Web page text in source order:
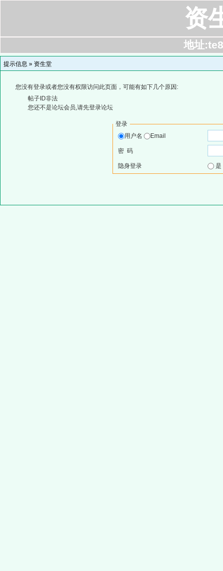
资
地址
提示信息 » 资生堂
您没有登录或者您没有权限访问此页面，可能有如下几个原因:
帖子ID非法
您还不是论坛会员,请先登录论坛
登录
用户名
Email
密 码
隐身登录